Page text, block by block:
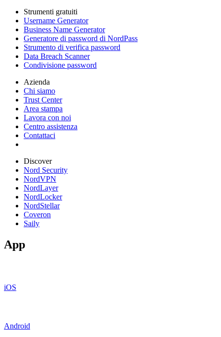
Strumenti gratuiti
Username Generator
Business Name Generator
Generatore di password di NordPass
Strumento di verifica password
Data Breach Scanner
Condivisione password
Azienda
Chi siamo
Trust Center
Area stampa
Lavora con noi
Centro assistenza
Contattaci
Discover
Nord Security
NordVPN
NordLayer
NordLocker
NordStellar
Coveron
Saily
App
iOS
Android